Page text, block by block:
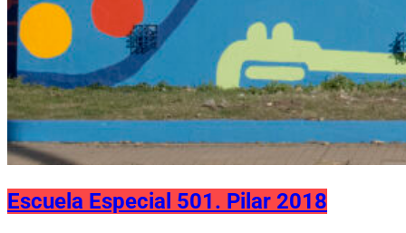
Escuela Especial 501. Pilar 2018